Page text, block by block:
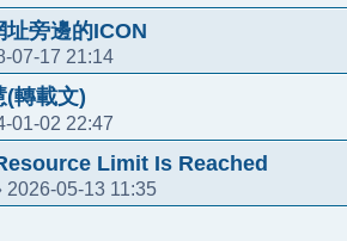
旁邊的ICON
07-17 21:14
(轉載文)
01-02 22:47
Limit Is Reached
2026-05-13 11:35